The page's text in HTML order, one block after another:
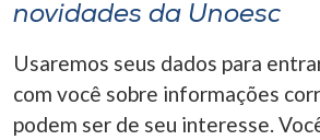
novidades da Unoesc
Usaremos seus dados para
com você sobre informações
podem ser de seu interesse.